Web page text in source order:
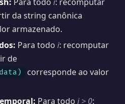
da string canônica
armazenado.
Para todo i: recomputar
de
corresponde ao valor
Para todo i > 0: